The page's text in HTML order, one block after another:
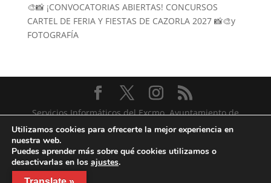
🎨📸 ¡CONVOCATORIAS ABIERTAS! CONCURSOS
CARTEL DE FERIA Y FIESTAS DE CAZORLA 2027 📸🎨y
FOTOGRAFÍA
Servicios Informáticos del Excmo. Ayuntamiento de
Cazorla
Utilizamos cookies para ofrecerte la mejor experiencia en
nuestra web.
Puedes aprender más sobre qué cookies utilizamos o
desactivarlas en los ajustes.